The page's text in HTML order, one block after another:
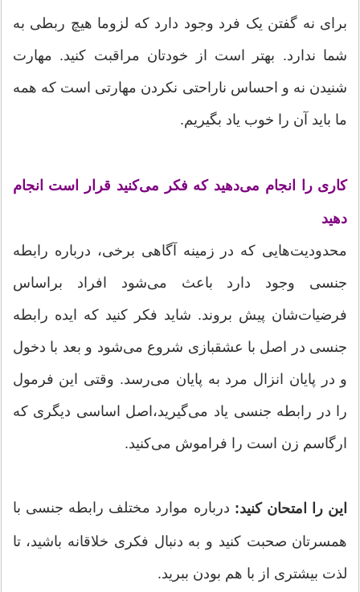
برای نه گفتن یک فرد وجود دارد که لزوما هیچ ربطی به
شما ندارد. بهتر است از خودتان مراقبت کنید. مهارت
شنیدن نه و احساس ناراحتی نکردن مهارتی است که همه
ما باید آن را خوب یاد بگیریم.
کاری را انجام می‌دهید که فکر می‌کنید قرار است انجام
دهید
محدودیت‌هایی که در زمینه آگاهی برخی، درباره رابطه
جنسی وجود دارد باعث می‌شود افراد براساس
فرضیات‌شان پیش بروند. شاید فکر کنید که ایده رابطه
جنسی در اصل با عشقبازی شروع می‌شود و بعد با دخول
و در پایان انزال مرد به پایان می‌رسد. وقتی این فرمول
را در رابطه جنسی یاد می‌گیرید،‌اصل اساسی دیگری که
ارگاسم زن است را فراموش می‌کنید.
این را امتحان کنید: درباره موارد مختلف رابطه جنسی با
همسرتان صحبت کنید و به دنبال فکری خلاقانه باشید، تا
لذت بیشتری از با هم بودن ببرید.